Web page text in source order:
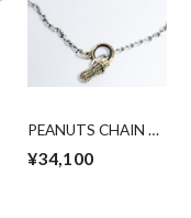
PEANUTS CHAIN 2
(ROUND OR
¥34,100